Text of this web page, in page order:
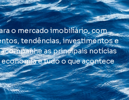
o mercado imobiliário, com
tendências, investimentos e
as principais notícias
e tudo o que acontece